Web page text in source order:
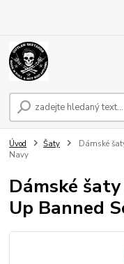
Úvod Šaty
Dámské
Navy
Dámské
Up Banned